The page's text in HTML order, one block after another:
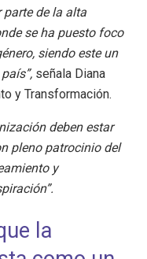
de la alta
se ha puesto foco
siendo este un
señala Diana
y Transformación.
deben estar
pleno patrocinio del
y
la